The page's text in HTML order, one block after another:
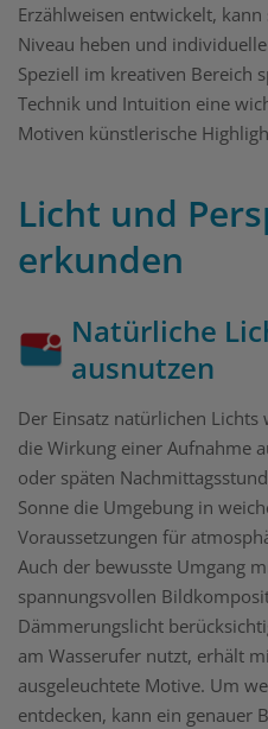
Erzählweisen entwickelt,
Niveau heben und
Speziell im kreativen Bereich
Technik und Intuition eine
Motiven künstlerische
Licht und
erkunden
Natürliche
ausnutzen
Der Einsatz natürlichen
die Wirkung einer Aufnahme
oder späten
Sonne die Umgebung in
Voraussetzungen für
Auch der bewusste Umgang
spannungsvollen
Dämmerungslicht
am Wasserufer nutzt, erhält
ausgeleuchtete Motive. Um
entdecken, kann ein genauer